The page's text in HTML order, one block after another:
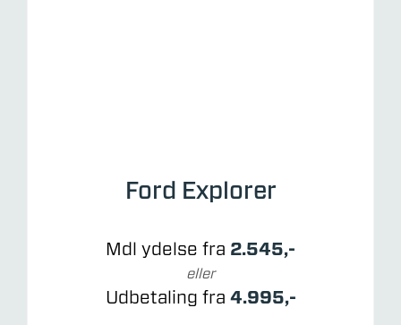
Ford Explorer
Mdl ydelse fra 2.545,-
eller
Udbetaling fra 4.995,-